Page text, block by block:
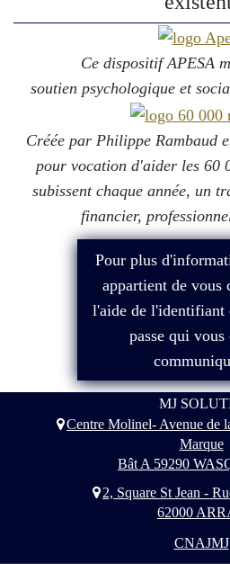
Ce dispositif APESA
soutien psychologique et
Créée par Philippe Rambaud
pour vocation d'aider les 60
subissent chaque année, un
financier,
Pour plus
appartient de vous
l'aide de l'identifiant
passe qui vous
MJ
Centre Molinel- Avenue de
Marque
Bât A 59290
2, Square St Jean -
62000
CNAJMJ